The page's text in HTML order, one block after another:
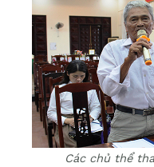
Các chủ thể